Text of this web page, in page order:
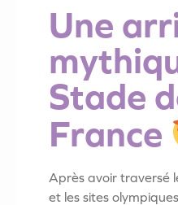
Une
Stade
France
Après avoir traversé
et les sites